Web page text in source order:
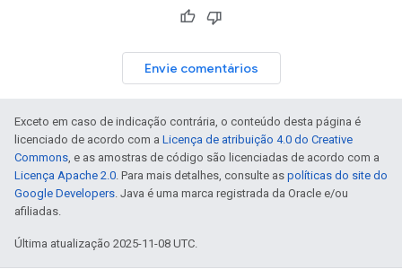
Envie comentários
Exceto em caso de indicação contrária, o conteúdo desta página é
licenciado de acordo com a Licença de atribuição 4.0 do Creative
Commons, e as amostras de código são licenciadas de acordo com a
Licença Apache 2.0. Para mais detalhes, consulte as políticas do site do
Google Developers. Java é uma marca registrada da Oracle e/ou
afiliadas.
Última atualização 2025-11-08 UTC.